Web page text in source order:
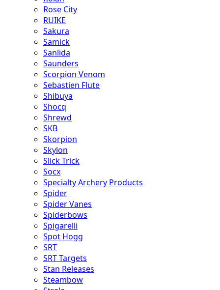
Rose City
RUIKE
Sakura
Samick
Sanlida
Saunders
Scorpion Venom
Sebastien Flute
Shibuya
Shocq
Shrewd
SKB
Skorpion
Skylon
Slick Trick
Socx
Specialty Archery Products
Spider
Spider Vanes
Spiderbows
Spigarelli
Spot Hogg
SRT
SRT Targets
Stan Releases
Steambow